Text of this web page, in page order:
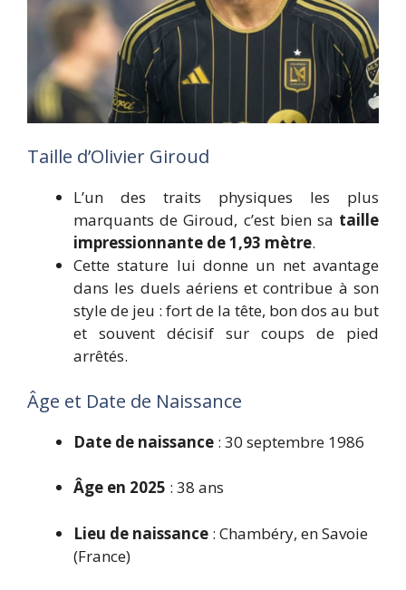
Taille d’Olivier Giroud
L’un des traits physiques les plus
marquants de Giroud, c’est bien sa taille
impressionnante de 1,93 mètre.
Cette stature lui donne un net avantage
dans les duels aériens et contribue à son
style de jeu : fort de la tête, bon dos au but
et souvent décisif sur coups de pied
arrêtés.
Âge et Date de Naissance
Date de naissance : 30 septembre 1986
Âge en 2025 : 38 ans
Lieu de naissance : Chambéry, en Savoie
(France)